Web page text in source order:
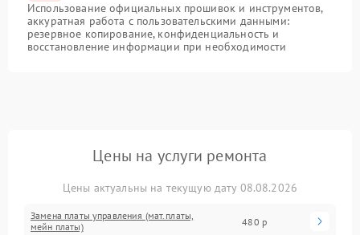
Использование официальных прошивок и инструментов,
аккуратная работа с пользовательскими данными:
резервное копирование, конфиденциальность и
восстановление информации при необходимости
Цены на услуги ремонта
Цены актуальны на текущую дату 08.08.2026
Замена платы управления (мат.платы,
мейн платы)
480 р